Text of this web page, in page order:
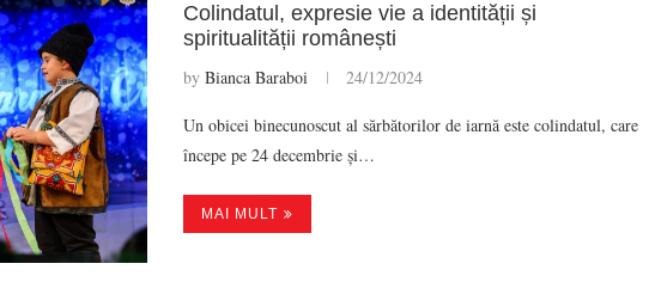
Colindatul, expresie vie a identității și
spiritualității românești
by Bianca Baraboi 24/12/2024
Un obicei binecunoscut al sărbătorilor de iarnă este colindatul, care
începe pe 24 decembrie și…
MAI MULT